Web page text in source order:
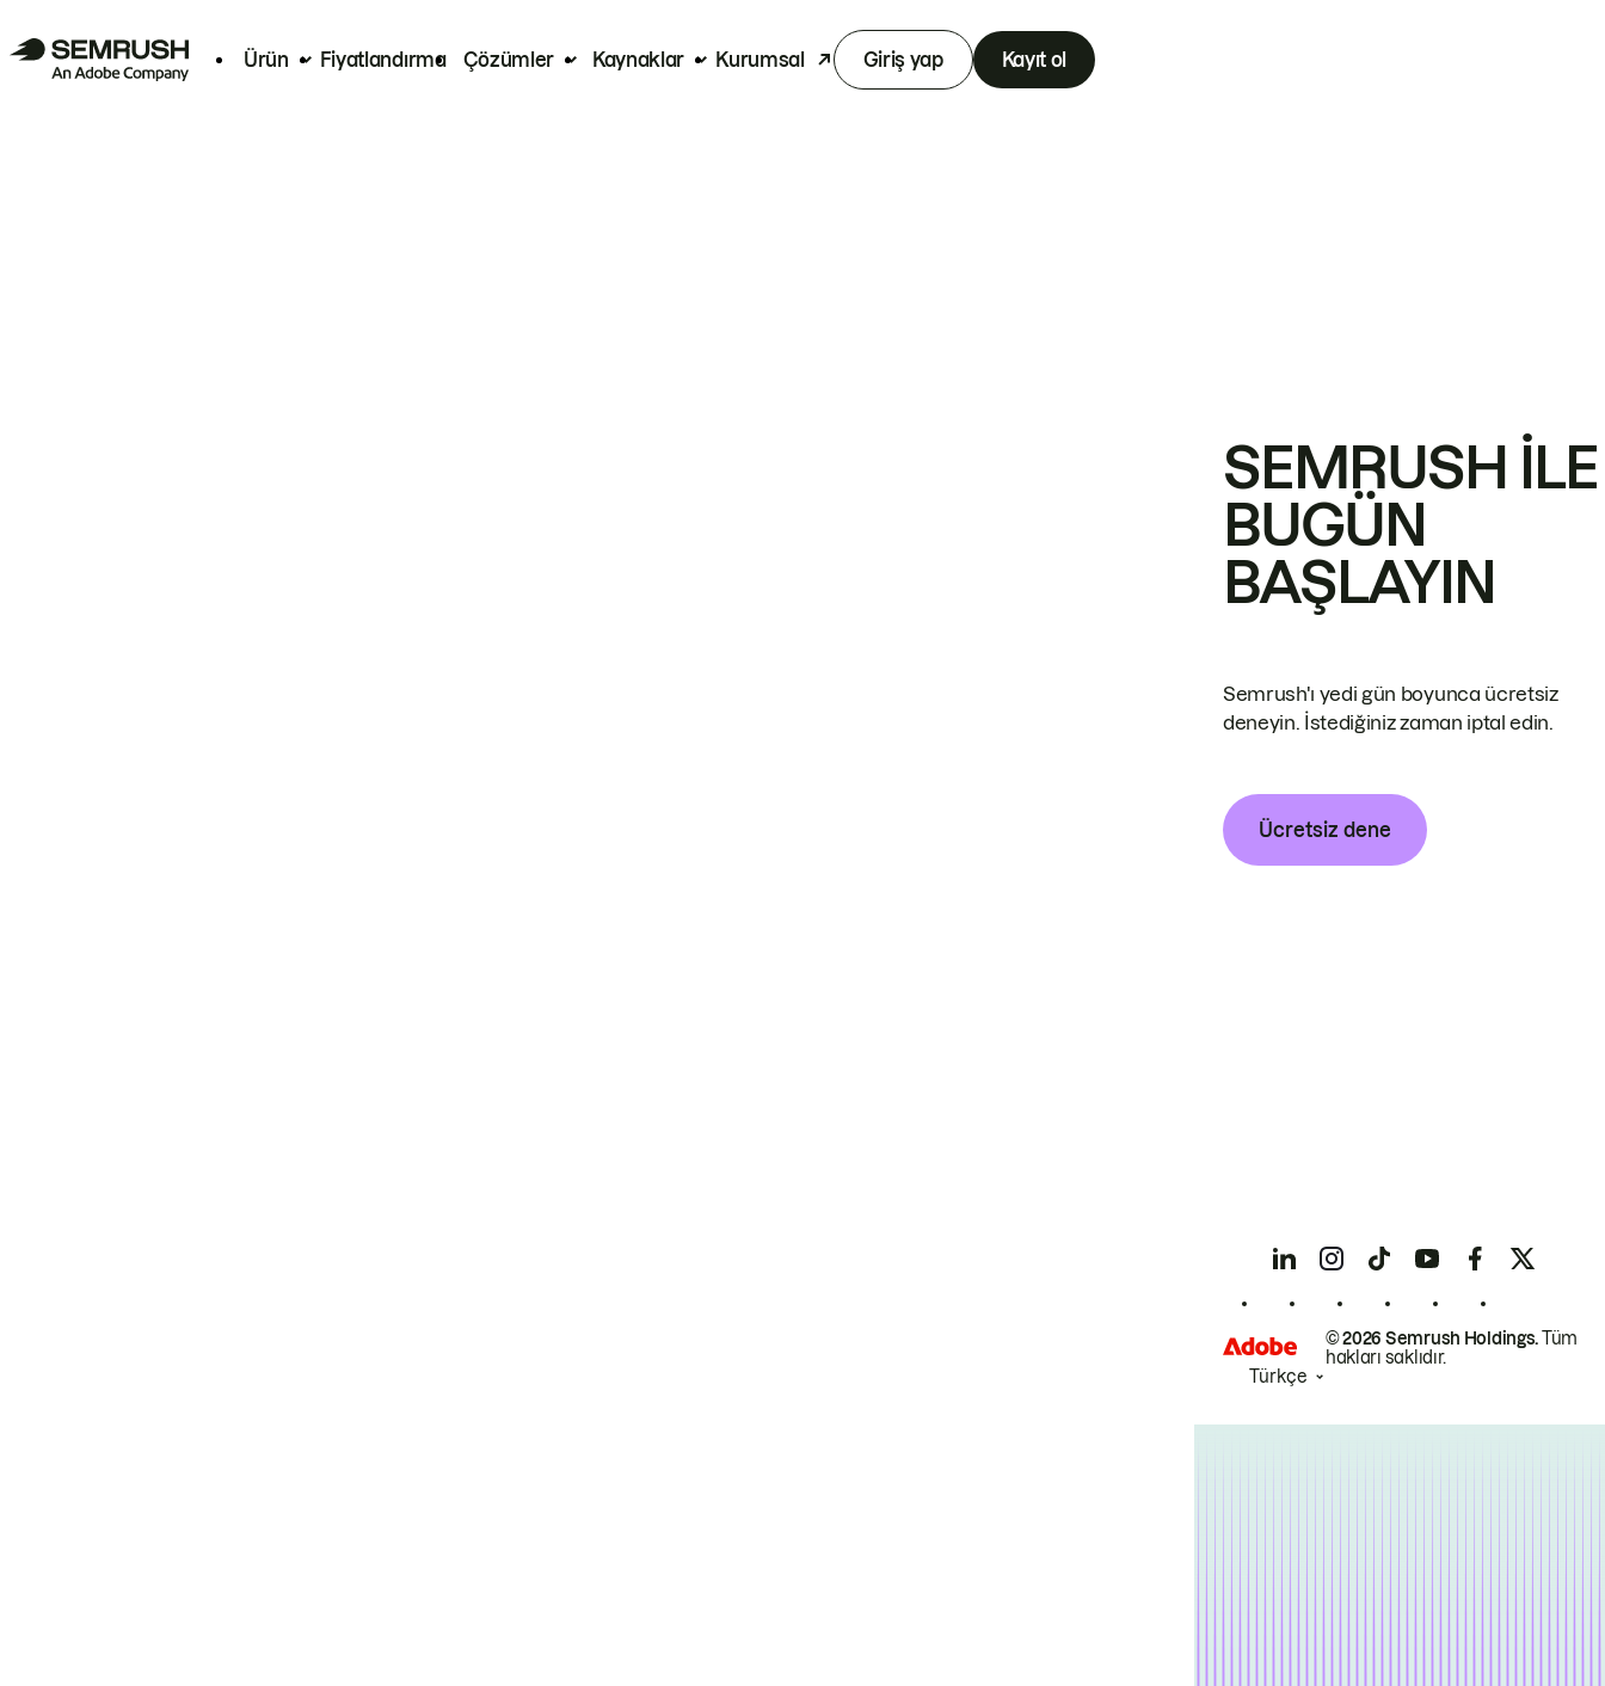
Ürün Fiyatlandırma Çözümler Kaynaklar Kurumsal Giriş yap Kayıt ol
SEMRUSH ILE
BUGÜN
BAŞLAYIN
Semrush'ı yedi gün boyunca ücretsiz
deneyin. İstediğiniz zaman iptal edin.
Ücretsiz dene
© 2026 Semrush Holdings.Tüm
hakları saklıdır.
Türkçe